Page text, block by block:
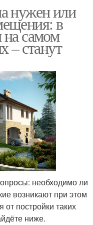
нужен или
в
на самом
– станут
необходимо ли
возникают при этом
от постройки таких
ниже.